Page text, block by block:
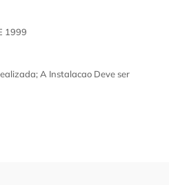
1999
A Instalacao Deve ser